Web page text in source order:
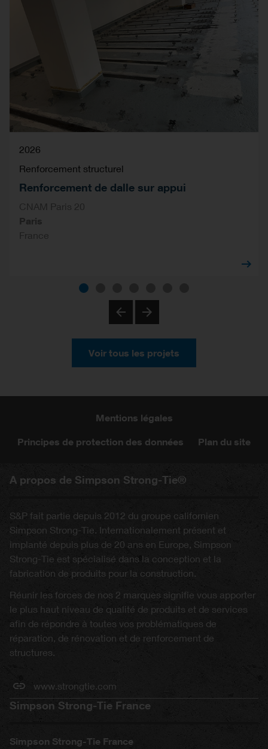
2026
Renforcement structurel
Renforcement de dalle sur appui
CNAM Paris 20
Paris
France
Voir tous les projets
Mentions légales
Principes de protection des données Plan du site
A propos de Simpson Strong-Tie®
S&P fait partie depuis 2012 du groupe californien
Simpson Strong-Tie. Internationalement présent et
implanté depuis plus de 20 ans en Europe, Simpson
Strong-Tie est spécialisé dans la conception et la
fabrication de produits pour la construction.
Réunir les forces de nos 2 marques signifie vous apporter
le plus haut niveau de qualité de produits et de services
afin de répondre à toutes vos problématiques de
réparation, de rénovation et de renforcement de
structures.
www.strongtie.com
Simpson Strong-Tie France
Simpson Strong-Tie France